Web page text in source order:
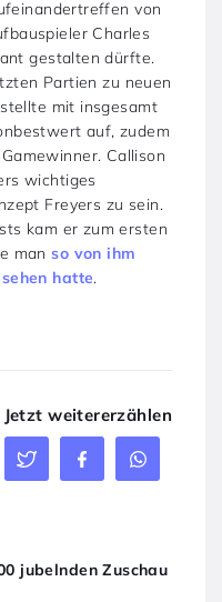
von
Charles
gestalten dürfte.
Partien zu neuen
mit insgesamt
auf, zudem
Callison
wichtiges
Freyers zu sein.
kam er zum ersten
manso von ihm
hatte.
Jetzt weitererzählen
jubelnden Zuschau